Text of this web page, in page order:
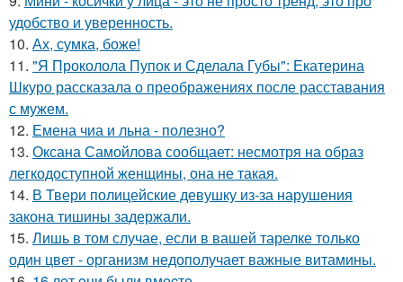
удобство и уверенность.
10. Ах, сумка, боже!
11. "Я Проколола Пупок и Сделала Губы": Екатерина
Шкуро рассказала о преображениях после расставания
с мужем.
12. Емена чиа и льна - полезно?
13. Оксана Самойлова сообщает: несмотря на образ
легкодоступной женщины, она не такая.
14. В Твери полицейские девушку из-за нарушения
закона тишины задержали.
15. Лишь в том случае, если в вашей тарелке только
один цвет - организм недополучает важные витамины.